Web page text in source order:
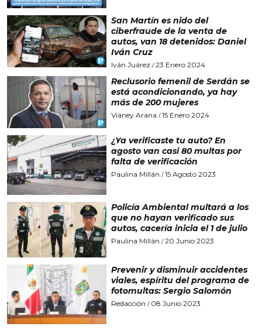
San Martín es nido del
ciberfraude de la venta de
autos, van 18 detenidos: Daniel
Iván Cruz
Iván Juárez /23 Enero 2024
Reclusorio femenil de Serdán se
está acondicionando, ya hay
más de 200 mujeres
Vianey Arana /15 Enero 2024
¿Ya verificaste tu auto? En
agosto van casi 80 multas por
falta de verificación
Paulina Millán /15 Agosto 2023
Policía Ambiental multará a los
que no hayan verificado sus
autos, cacería inicia el 1 de julio
Paulina Millán /20 Junio 2023
Prevenir y disminuir accidentes
viales, espíritu del programa de
fotomultas: Sergio Salomón
Redacción / 08 Junio 2023